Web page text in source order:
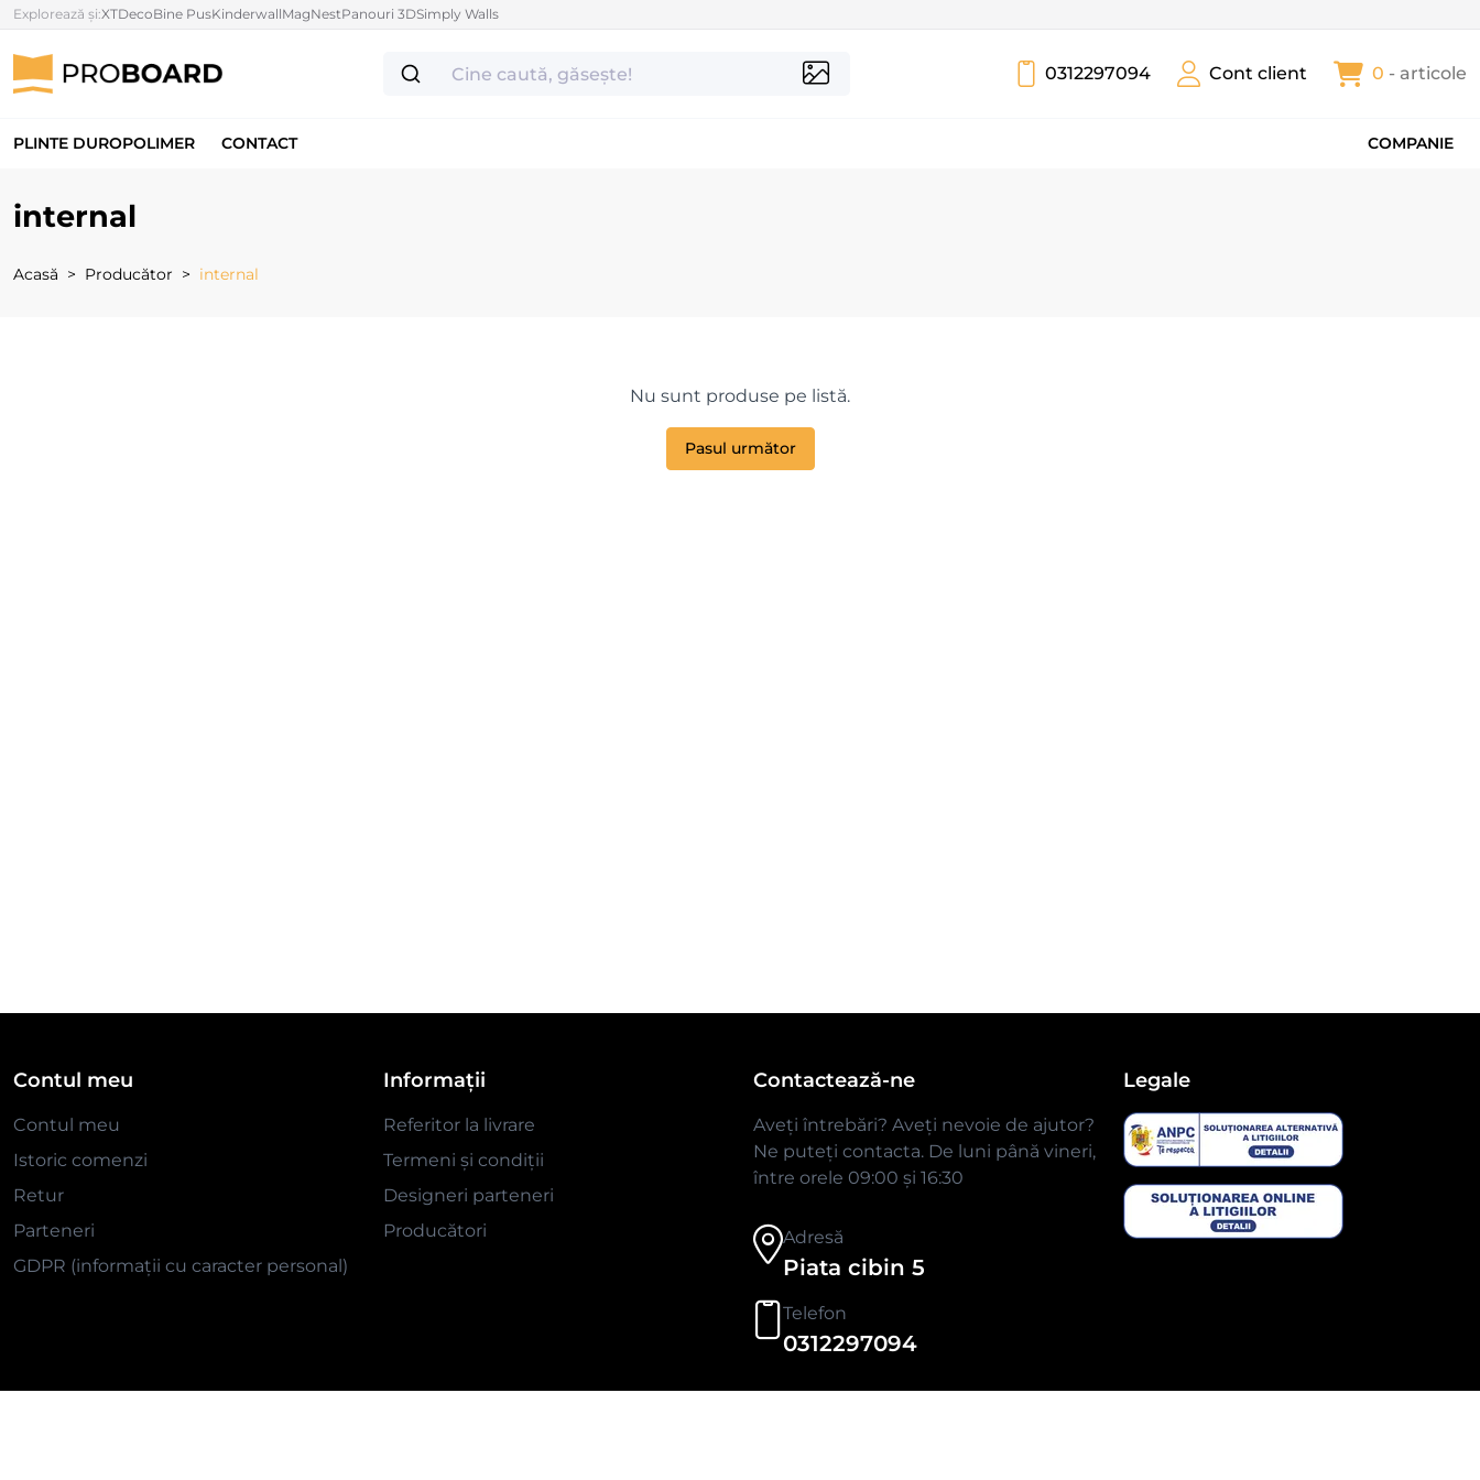
Explorează și:XTDecoBine PusKinderwallMagNestPanouri 3DSimply Walls
0312297094 Cont client 0 - articole
PLINTE DUROPOLIMER CONTACT COMPANIE
internal
Acasă Producător internal
Nu sunt produse pe listă.
Pasul următor
Contul meu
Contul meu
Istoric comenzi
Retur
Parteneri
GDPR (informații cu caracter personal)
Informații
Referitor la livrare
Termeni și condiții
Designeri parteneri
Producători
Contactează-ne
Aveți întrebări? Aveți nevoie de ajutor?
Ne puteți contacta. De luni până vineri,
între orele 09:00 și 16:30
Adresă
Piata cibin 5
Telefon
0312297094
Legale